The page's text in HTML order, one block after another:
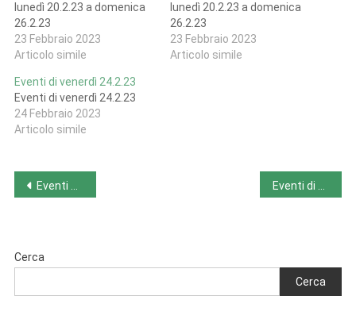
lunedì 20.2.23 a domenica
26.2.23
23 Febbraio 2023
Articolo simile
lunedì 20.2.23 a domenica
26.2.23
23 Febbraio 2023
Articolo simile
Eventi di venerdì 24.2.23
Eventi di venerdì 24.2.23
24 Febbraio 2023
Articolo simile
Navigazione
Eventi da lunedì 20.2.23 a domenica 26.2.23
Cerca
Cerca